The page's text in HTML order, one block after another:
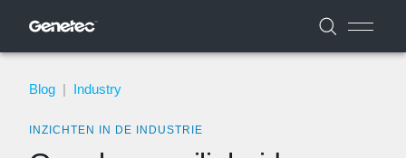
Blog | Industry
INZICHTEN IN DE INDUSTRIE